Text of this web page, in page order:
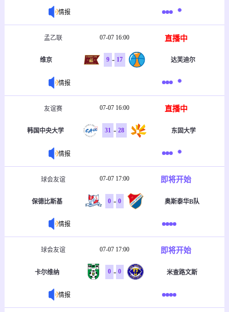
情报
孟乙联 07-07 16:00 直播中
维京 9 - 17 达芙迪尔
情报
友谊赛 07-07 16:00 直播中
韩国中央大学 31 - 28 东固大学
情报
球会友谊 07-07 17:00 即将开始
保德比斯基 0 - 0 奥斯泰华B队
情报
球会友谊 07-07 17:00 即将开始
卡尔维纳 0 - 0 米查路文斯
情报